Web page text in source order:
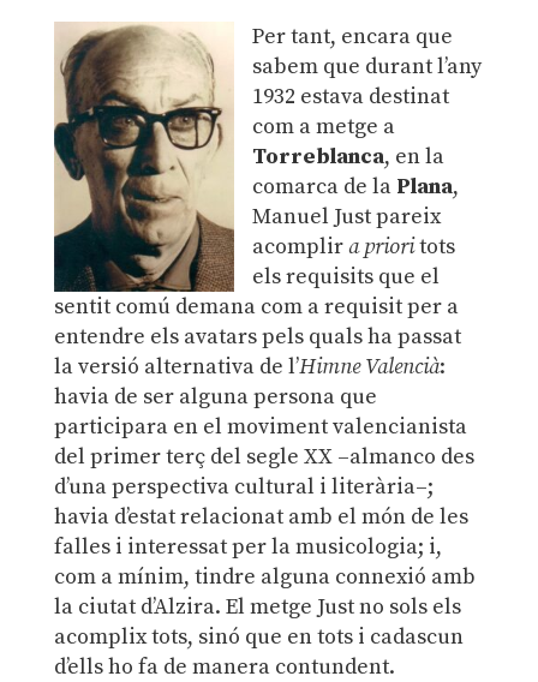
Per tant, encara que
sabem que durant l’any
1932 estava destinat
com a metge a
Torreblanca, en la
comarca de la Plana,
Manuel Just pareix
acomplira prioritots
els requisits que el
sentit comú demana com a requisit per a
entendre els avatars pels quals ha passat
la versió alternativa de l’Himne Valencià:
havia de ser alguna persona que
participara en el moviment valencianista
del primer terç del segle XX –almanco des
d’una perspectiva cultural i literària–;
havia d’estat relacionat amb el món de les
falles i interessat per la musicologia; i,
com a mínim, tindre alguna connexió amb
la ciutat d’Alzira. El metge Just no sols els
acomplix tots, sinó que en tots i cadascun
d’ells ho fa de manera contundent.